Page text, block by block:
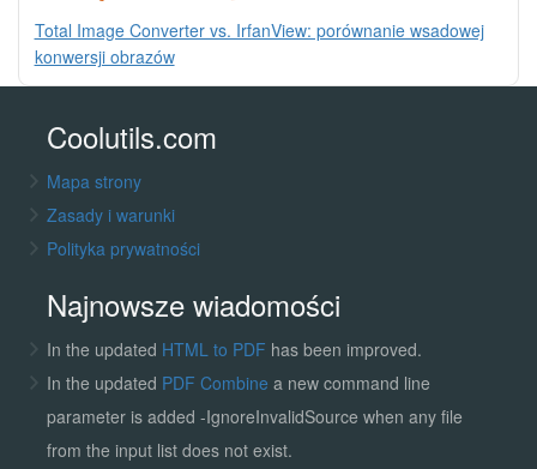
Total Image Converter vs. IrfanView: porównanie wsadowej
konwersji obrazów
Coolutils.com
Mapa strony
Zasady i warunki
Polityka prywatności
Najnowsze wiadomości
In the updated HTML to PDF has been improved.
In the updated PDF Combine a new command line
parameter is added -IgnoreInvalidSource when any file
from the input list does not exist.